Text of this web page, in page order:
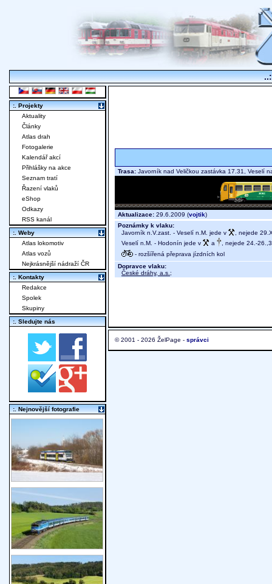
Trasa: Javorník nad Veličkou zastávka 17.31,
Aktualizace: 29.6.2009 (vojtik)
Poznámky k vlaku:
Javorník n.V.zast. - Veselí n.M. jede v
, nejede
Veselí n.M. - Hodonín jede v
a
, nejede 24.-
- rozšířená přeprava jízdních kol
Dopravce vlaku:
České dráhy, a.s. ;
© 2001 - 2026 ŽelPage - správci
:. Projekty
Aktuality
Články
Atlas drah
Fotogalerie
Kalendář akcí
Přihlášky na akce
Seznam tratí
Řazení vlaků
eShop
Odkazy
RSS kanál
:. Weby
Atlas lokomotiv
Atlas vozů
Nejkrásnější nádraží ČR
:. Kontakty
Redakce
Spolek
Skupiny
:. Sledujte nás
:. Nejnovější fotografie